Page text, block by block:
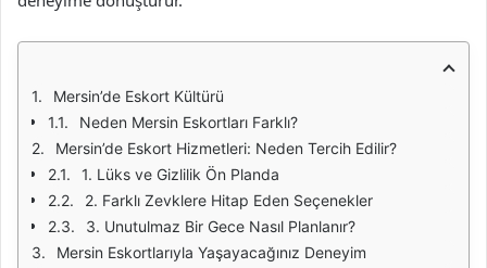
Mersin’de Eskort Kültürü
Neden Mersin Eskortları Farklı?
Mersin’de Eskort Hizmetleri: Neden Tercih Edilir?
1. Lüks ve Gizlilik Ön Planda
2. Farklı Zevklere Hitap Eden Seçenekler
3. Unutulmaz Bir Gece Nasıl Planlanır?
Mersin Eskortlarıyla Yaşayacağınız Deneyim